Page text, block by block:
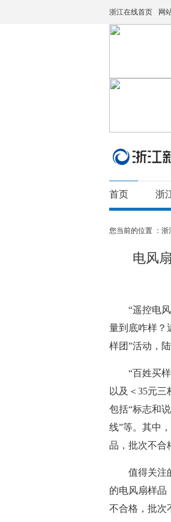
浙江在线首页 网
首页 浙
您当前的位置 ： 浙
电风
“遥控电风
量到底咋样？
样团”活动，
“百姓买样
以及＜35元
包括“标志和
线”等。其中
品，批次不合
值得关注的
的电风扇样品
不合格，批次